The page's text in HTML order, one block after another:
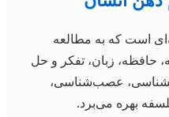
است که به مطالعه
حافظه، زبان، تفکر و حل
عصب‌شناسی،
بهره می‌برد.